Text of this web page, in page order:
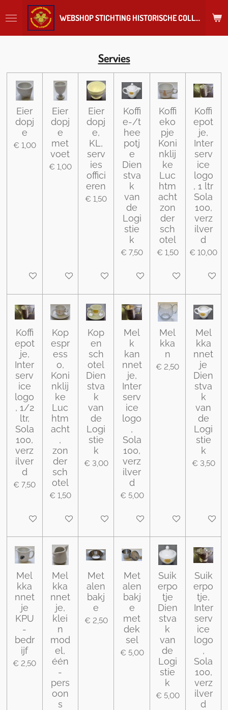
direct
WEBSHOP STICHTING HISTORISCHE COLLECTIE REGIMENT
Servies
Eier
dopj
e
€ 1,00
In winkelwagen
Eier
dopj
e
met
voet
€ 1,00
In winkelwagen
Eier
dopj
e,
KL,
serv
ies
offici
eren
€ 1,50
In winkelwagen
Koffi
e-/t
hee
potj
e
Dien
stva
k
van
de
Logi
stie
k
€ 7,50
In winkelwagen
Koffi
eko
pje
Koni
nklij
ke
Luc
htm
acht
zon
der
sch
otel
€ 1,50
In winkelwagen
Koffi
epot
je,
Inter
serv
ice
logo
, 1 ltr
Sola
100,
verz
ilver
d
€ 10,00
In
Koffi
epot
je,
Inter
serv
ice
logo
, 1/2
ltr,
Sola
100,
verz
ilver
d
€ 7,50
In winkelwagen
Kop
espr
ess
o,
Koni
nklij
ke
Luc
htm
acht
,
zon
der
sch
otel
€ 1,50
In winkelwagen
Kop
en
sch
otel
Dien
stva
k
van
de
Logi
stie
k
€ 3,00
In winkelwagen
Mel
k
kan
nnet
je,
Inter
serv
ice
logo
,
Sola
100,
verz
ilver
d
€ 5,00
In winkelwagen
Mel
kka
n
€ 2,50
In winkelwagen
Mel
kka
nnet
je
Dien
stva
k
van
de
Logi
stie
k
€ 3,50
In
Mel
kka
nnet
je
KPU
-
bedr
ijf
€ 2,50
Mel
kka
nnet
je,
klei
n
mod
el,
één
-
pers
oon
s
Met
alen
bakj
e
€ 2,50
Met
alen
bakj
e
met
dek
sel
€ 5,00
Suik
erpo
tje
Dien
stva
k
van
de
Logi
stie
k
€ 5,00
Suik
erpo
tje,
Inter
serv
ice
logo
,
Sola
100,
verz
ilver
d